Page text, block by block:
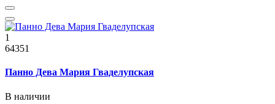
1
64351
Панно Дева Мария Гваделупская
В наличии